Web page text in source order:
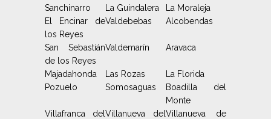
Sanchinarro La Guindalera
La Moraleja
El Encinar de
los Reyes
Valdebebas Alcobendas
San Sebastián
de los Reyes
Valdemarín Aravaca
Majadahonda Las Rozas
La Florida
Pozuelo
Somosaguas
Boadilla del
Monte
Villafranca del Villanueva del Villanueva de